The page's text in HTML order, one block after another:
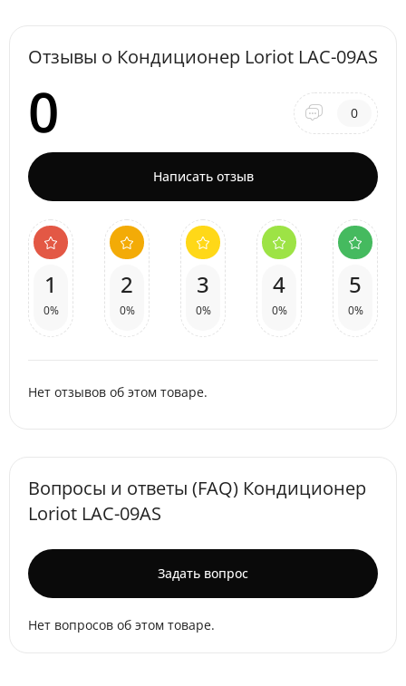
Отзывы о Кондиционер Loriot LAC-09AS
0 0
Написать отзыв
1
0%
2
0%
3
0%
4
0%
5
0%
Нет отзывов об этом товаре.
Вопросы и ответы (FAQ) Кондиционер
Loriot LAC-09AS
Задать вопрос
Нет вопросов об этом товаре.